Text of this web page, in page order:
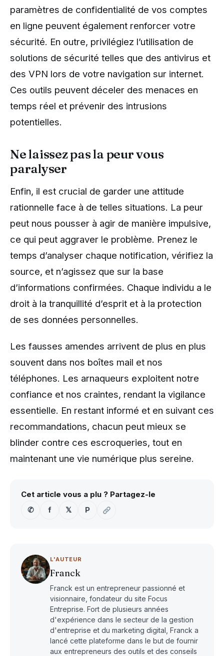
paramètres de confidentialité de vos comptes
en ligne peuvent également renforcer votre
sécurité. En outre, privilégiez l’utilisation de
solutions de sécurité telles que des antivirus et
des VPN lors de votre navigation sur internet.
Ces outils peuvent déceler des menaces en
temps réel et prévenir des intrusions
potentielles.
Ne laissez pas la peur vous
paralyser
Enfin, il est crucial de garder une attitude
rationnelle face à de telles situations. La peur
peut nous pousser à agir de manière impulsive,
ce qui peut aggraver le problème. Prenez le
temps d’analyser chaque notification, vérifiez la
source, et n’agissez que sur la base
d’informations confirmées. Chaque individu a le
droit à la tranquillité d’esprit et à la protection
de ses données personnelles.
Les fausses amendes arrivent de plus en plus
souvent dans nos boîtes mail et nos
téléphones. Les arnaqueurs exploitent notre
confiance et nos craintes, rendant la vigilance
essentielle. En restant informé et en suivant ces
recommandations, chacun peut mieux se
blinder contre ces escroqueries, tout en
maintenant une vie numérique plus sereine.
Cet article vous a plu ? Partagez-le
✆
f 𝕏 P
L'AUTEUR
Franck
Franck est un entrepreneur passionné et
visionnaire, fondateur du site Focus
Entreprise. Fort de plusieurs années
d'expérience dans le secteur de la gestion
d'entreprise et du marketing digital, Franck a
lancé cette plateforme dans le but de fournir
aux entrepreneurs des outils et des conseils